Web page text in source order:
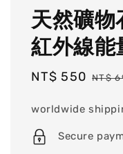
天然礦物
紅外線能
Sale
NT$ 550 NT$
worldwide
Secure